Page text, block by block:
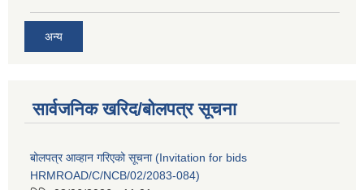
अन्य
सार्वजनिक खरिद/बोलपत्र सूचना
बोलपत्र आव्हान गरिएको सूचना (Invitation for bids
HRMROAD/C/NCB/02/2083-084)